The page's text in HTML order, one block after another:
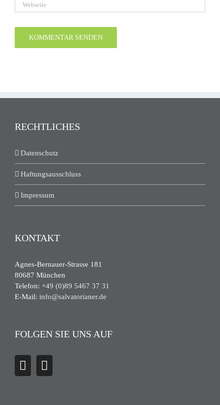
RECHTLICHES
Datenschutz
Haftungsausschluss
Impressum
KONTAKT
Agnes-Bernauer-Strasse 181
80687 München
Telefon: +49 (0)89 5467 37 31
E-Mail: info@salvatorianer.de
FOLGEN SIE UNS AUF